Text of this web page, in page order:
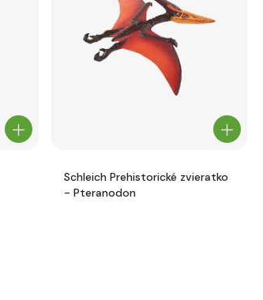
Schleich Prehistorické zvieratko
- Pteranodon